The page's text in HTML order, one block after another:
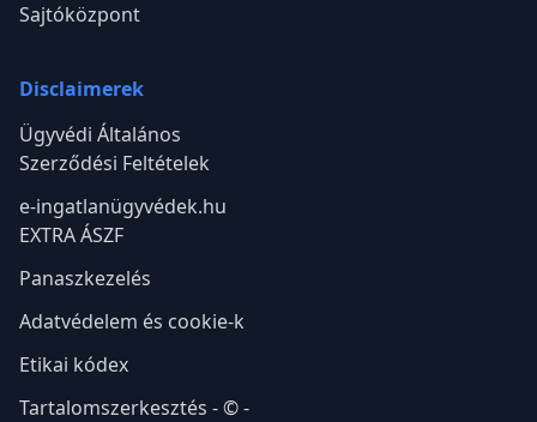
Sajtóközpont
Disclaimerek
Ügyvédi Általános
Szerződési Feltételek
e-ingatlanügyvédek.hu
EXTRA ÁSZF
Panaszkezelés
Adatvédelem és cookie-k
Etikai kódex
Tartalomszerkesztés - © -